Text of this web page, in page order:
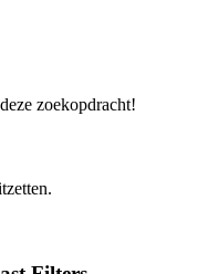
zoekopdracht!